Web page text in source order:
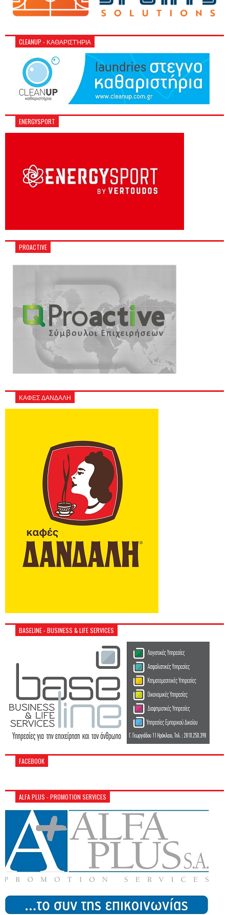
CLEANUP - ΚΑΘΑΡΙΣΤΉΡΙΑ
ENERGYSPORT
PROACTIVE
ΚΑΦΕΣ ΔΑΝΔΑΛΗ
BASELINE - BUSINESS & LIFE SERVICES
FACEBOOK
ALFA PLUS - PROMOTION SERVICES